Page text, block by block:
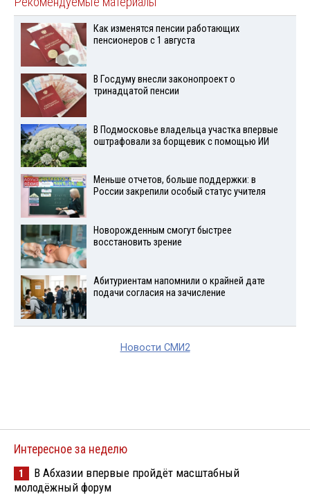
Как изменятся пенсии работающих
пенсионеров с 1 августа
В Госдуму внесли законопроект о
тринадцатой пенсии
В Подмосковье владельца участка впервые
оштрафовали за борщевик с помощью ИИ
Меньше отчетов, больше поддержки: в
России закрепили особый статус учителя
Новорожденным смогут быстрее
восстановить зрение
Абитуриентам напомнили о крайней дате
подачи согласия на зачисление
Новости СМИ2
Интересное за неделю
1
В Абхазии впервые пройдёт масштабный
молодёжный форум